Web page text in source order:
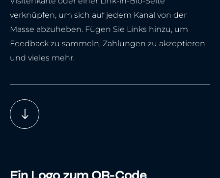
verknüpfen, um sich auf jedem Kanal von der
Masse abzuheben. Fügen Sie Links hinzu, um
Feedback zu sammeln, Zahlungen zu akzeptieren
und vieles mehr.